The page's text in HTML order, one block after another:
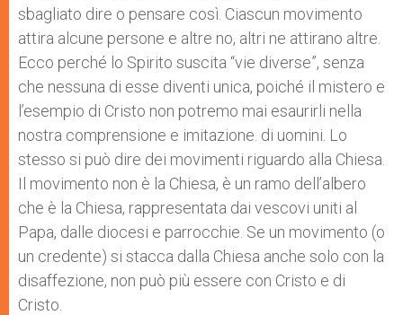
sbagliato dire o pensare così. Ciascun movimento
attira alcune persone e altre no, altri ne attirano altre.
Ecco perché lo Spirito suscita “vie diverse”, senza
che nessuna di esse diventi unica, poiché il mistero e
l’esempio di Cristo non potremo mai esaurirli nella
nostra comprensione e imitazione. di uomini. Lo
stesso si può dire dei movimenti riguardo alla Chiesa.
Il movimento non è la Chiesa, è un ramo dell’albero
che è la Chiesa, rappresentata dai vescovi uniti al
Papa, dalle diocesi e parrocchie. Se un movimento (o
un credente) si stacca dalla Chiesa anche solo con la
disaffezione, non può più essere con Cristo e di
Cristo.